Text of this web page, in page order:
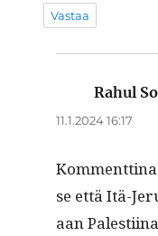
Vastaa
Rahul
11.1.2024 16:17
se että Itä-
aan